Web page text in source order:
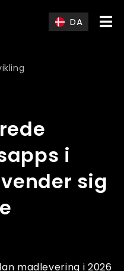
DA
i
sig
madlevering i 2026